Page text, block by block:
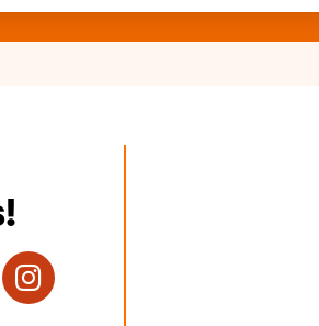
YouTube